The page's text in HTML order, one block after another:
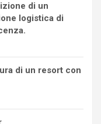
di un
logistica di
di un resort con